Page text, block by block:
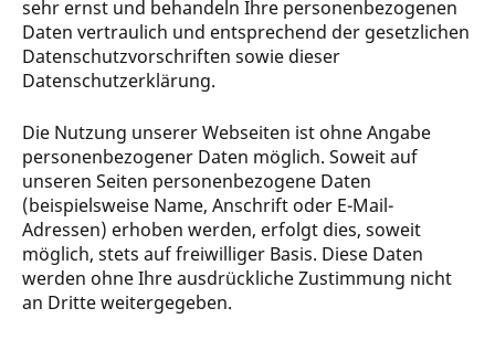
sehr ernst und behandeln Ihre personenbezogenen
Daten vertraulich und entsprechend der gesetzlichen
Datenschutzvorschriften sowie dieser
Datenschutzerklärung.
Die Nutzung unserer Webseiten ist ohne Angabe
personenbezogener Daten möglich. Soweit auf
unseren Seiten personenbezogene Daten
(beispielsweise Name, Anschrift oder E-Mail-
Adressen) erhoben werden, erfolgt dies, soweit
möglich, stets auf freiwilliger Basis. Diese Daten
werden ohne Ihre ausdrückliche Zustimmung nicht
an Dritte weitergegeben.